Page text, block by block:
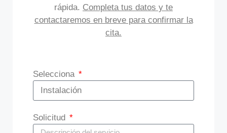
rápida. Completa tus datos y te
contactaremos en breve para confirmar la
cita.
Selecciona
Solicitud